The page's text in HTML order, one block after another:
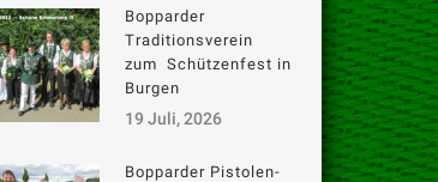
Bopparder
Traditionsverein
zum Schützenfest in
Burgen
19 Juli, 2026
Bopparder Pistolen-